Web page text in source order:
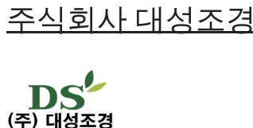
주식회사 대성조경